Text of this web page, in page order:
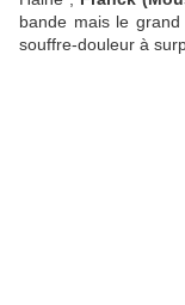
bande mais le
souffre-douleur à